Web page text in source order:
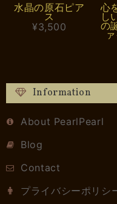
水晶の原石ピア
ス
¥3,500
心
し
の
Information
About PearlPearl
Blog
Contact
プライバシーポリシ